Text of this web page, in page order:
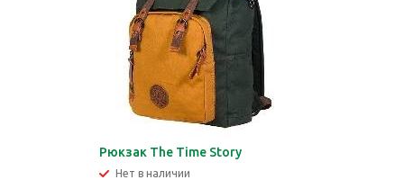
Рюкзак The Time Story
Нет в наличии